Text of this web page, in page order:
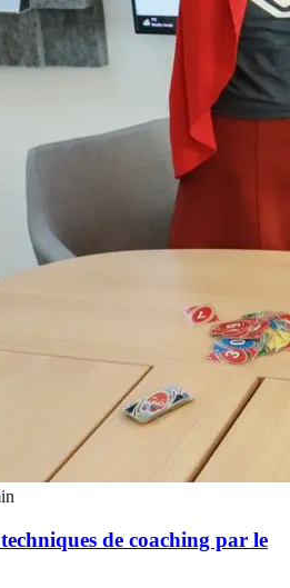
de coaching par le